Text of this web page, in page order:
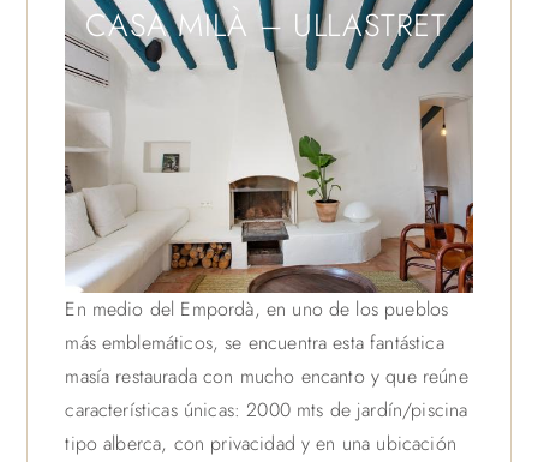
CASA MILÀ – ULLASTRET
En medio del Empordà, en uno de los pueblos
más emblemáticos, se encuentra esta fantástica
masía restaurada con mucho encanto y que reúne
características únicas: 2000 mts de jardín/piscina
tipo alberca, con privacidad y en una ubicación